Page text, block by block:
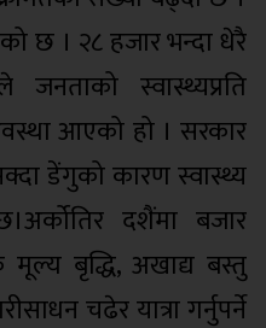
छ । २८ हजार भन्दा धेरै
स्वास्थ्यप्रति
आएको हो । सरकार
डेंगुको कारण स्वास्थ्य
दशैंमा बजार
बृद्धि, अखाद्य बस्तु
चढेर यात्रा गर्नुपर्ने